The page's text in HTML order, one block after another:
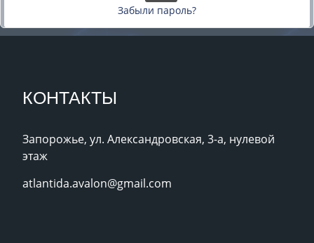
Забыли пароль?
КОНТАКТЫ
Запорожье, ул. Александровская, 3-а, нулевой
этаж
atlantida.avalon@gmail.com